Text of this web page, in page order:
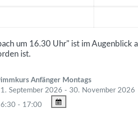
um 16.30 Uhr" ist im Augenblick
ist.
Anfänger Montags
September 2026 - 30. November 2026
- 17:00